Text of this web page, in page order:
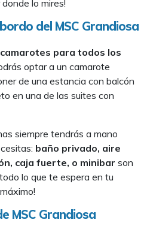
lo mires!
del MSC Grandiosa
camarotes para todos los
optar a un camarote
de una estancia con balcón
en una de las suites con
siempre tendrás a mano
baño privado, aire
caja fuerte, o minibar son
lo que te espera en tu
MSC Grandiosa